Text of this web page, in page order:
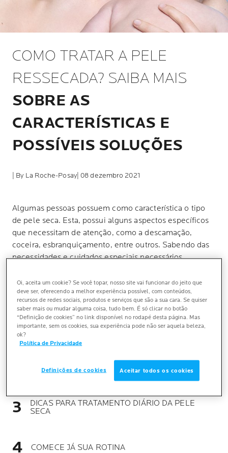
COMO TRATAR A PELE
RESSECADA? SAIBA MAIS
SOBRE AS
CARACTERÍSTICAS E
POSSÍVEIS SOLUÇÕES
| By La Roche-Posay| 08 dezembro 2021
Algumas pessoas possuem como característica o tipo
de pele seca. Esta, possui alguns aspectos específicos
que necessitam de atenção, como a descamação,
coceira, esbranquiçamento, entre outros. Sabendo das
necessidades e cuidados especiais necessários,
tratar a pele ressecada.
QUAIS SÃO AS CARACTERÍSTICAS DE UMA PELE
SECA?
FATORES QUE POTENCIALIZAM O
RESSECAMENTO DA PELE
DICAS PARA TRATAMENTO DIÁRIO DA PELE
SECA
COMECE JÁ SUA ROTINA
Oi, aceita um cookie? Se você topar, nosso site vai funcionar do jeito que
deve ser, oferecendo a melhor experiência possível, com conteúdos,
recursos de redes sociais, produtos e serviços que são a sua cara. Se quiser
saber mais ou mudar alguma coisa, tudo bem. É só clicar no botão
“Definição de cookies” no link disponível no rodapé desta página. Mas
importante, sem os cookies, sua experiência pode não ser aquela beleza,
ok?
Política de Privacidade
Definições de cookies Aceitar todos os cookies